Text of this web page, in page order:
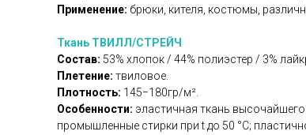
Применение: брюки, кителя, костюмы,
Ткань ТВИЛЛ/СТРЕЙЧ
Состав: 53% хлопок / 44% полиэстер / 3%
Плетение: твиловое.
Плотность: 145−180гр/м².
Особенности: эластичная ткань
промышленные стирки при t до 50 °C;